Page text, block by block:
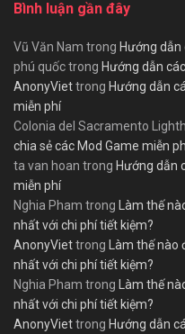
Bình luận gần đây
Vũ Văn Nam trong Hướng
phú quốctrong Hướng dẫn
AnonyViettrong Hướng dẫn
miễn phí
Colonia del Sacramento
chia sẻ các Mod Game miễn
ta van hoan trong Hướng dẫn
miễn phí
Nghia Pham trong Làm thế
nhất với chi phí tiết kiệm?
AnonyViettrong Làm thế nào
nhất với chi phí tiết kiệm?
Nghia Pham trong Làm thế
nhất với chi phí tiết kiệm?
AnonyViettrong Hướng dẫn